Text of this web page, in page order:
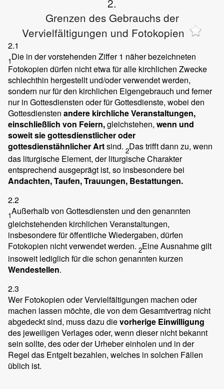
2.
Grenzen des Gebrauchs der
Vervielfältigungen und Fotokopien
2.1
1Die in der vorstehenden Ziffer 1 näher bezeichneten
Fotokopien dürfen nicht etwa für alle kirchlichen Zwecke
schlechthin hergestellt und/oder verwendet werden,
sondern nur für den kirchlichen Eigengebrauch und ferner
nur in Gottesdiensten oder für Gottesdienste, wobei den
Gottesdiensten andere kirchliche Veranstaltungen,
einschließlich von Feiern,gleichstehen, wenn und
soweit sie gottesdienstlicher oder
gottesdienstähnlicher Artsind. 2Das trifft dann zu, wenn
das liturgische Element, der liturgische Charakter
entsprechend ausgeprägt ist, so insbesondere bei
Andachten, Taufen, Trauungen, Bestattungen.
2.2
1Außerhalb von Gottesdiensten und den genannten
gleichstehenden kirchlichen Veranstaltungen,
insbesondere für öffentliche Wiedergaben, dürfen
Fotokopien nicht verwendet werden. 2Eine Ausnahme gilt
insoweit lediglich für die schon genannten kurzen
Wendestellen.
2.3
Wer Fotokopien oder Vervielfältigungen machen oder
machen lassen möchte, die von dem Gesamtvertrag nicht
abgedeckt sind, muss dazu dievorherige Einwilligung
des jeweiligen Verlages oder, wenn dieser nicht bekannt
sein sollte, des oder der Urheber einholen und in der
Regel das Entgelt bezahlen, welches in solchen Fällen
üblich ist.